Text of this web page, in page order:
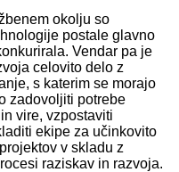
okolju so
postale glavno
Vendar pa je
celovito delo z
s katerim se morajo
zadovoljiti potrebe
vire, vzpostaviti
ekipe za učinkovito
v skladu z
raziskav in razvoja.